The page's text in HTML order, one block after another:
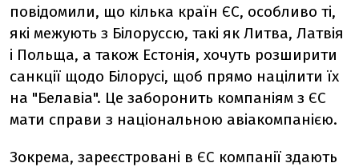
повідомили, що кілька країн ЄС, особливо ті,
які межують з Білоруссю, такі як Литва, Латвія
і Польща, а також Естонія, хочуть розширити
санкції щодо Білорусі, щоб прямо націлити їх
на "Белавіа". Це заборонить компаніям з ЄС
мати справи з національною авіакомпанією.
Зокрема, зареєстровані в ЄС компанії здають